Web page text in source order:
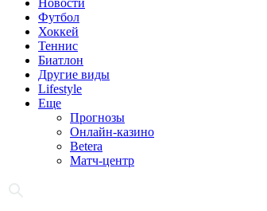
Новости
Футбол
Хоккей
Теннис
Биатлон
Другие виды
Lifestyle
Еще
Прогнозы
Онлайн-казино
Betera
Матч-центр